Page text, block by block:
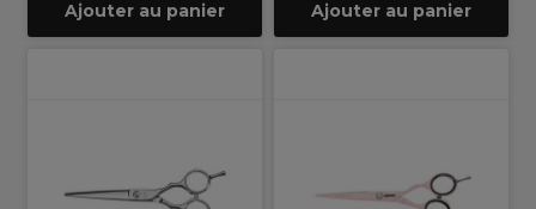
Ajouter au panier Ajouter au panier